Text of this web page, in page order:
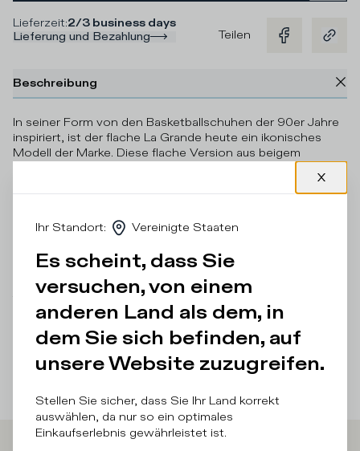
Lieferzeit:2/3 business days
Lieferung und Bezahlung
Teilen
Beschreibung
In seiner Form von den Basketballschuhen der 90er Jahre
inspiriert, ist der flache La Grande heute ein ikonisches
Modell der Marke. Diese flache Version aus beigem
Kalbsleder wird durch Einsätze aus grünem und orangem
Wildleder verziert und hat Perforierungen an der Spitze. Die
leichte Sohle aus Gummi rundet das Design ab.
Einzelheiten und Zusammensetzung
Produktpflege
There was a problem loading related products
problem loading related products
Ihr Standort: Vereinigte Staaten
Es scheint, dass Sie
versuchen, von einem
anderen Land als dem, in
dem Sie sich befinden, auf
unsere Website zuzugreifen.
Stellen Sie sicher, dass Sie Ihr Land korrekt
auswählen, da nur so ein optimales
Einkaufserlebnis gewährleistet ist.